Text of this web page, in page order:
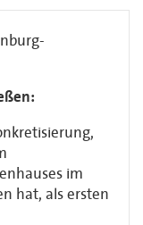
im
hat, als ersten